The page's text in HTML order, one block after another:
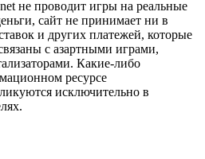
не проводит игры на реальные
сайт не принимает ни в
и других платежей, которые
с азартными играми,
Какие-либо
ресурсе
исключительно в